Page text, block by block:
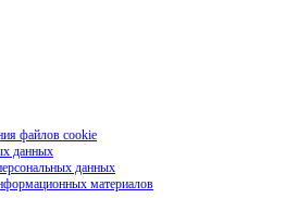
файлов cookie
данных
данных
материалов